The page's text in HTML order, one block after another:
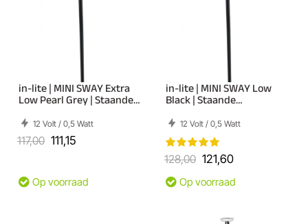
in-lite | MINI SWAY Extra
Low Pearl Grey | Staande
12 Volt / 0,5 Watt
117,00 111,15
Op voorraad
in-lite | MINI SWAY Low
Black | Staande
12 Volt / 0,5 Watt
128,00 121,60
Op voorraad